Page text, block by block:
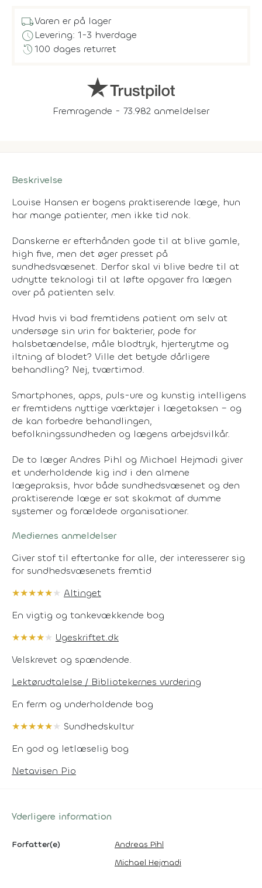
local_shippingVaren er på lager
scheduleLevering: 1-3 hverdage
history100 dages returret
Fremragende - 73.982 anmeldelser
Beskrivelse
Louise Hansen er bogens praktiserende læge, hun
har mange patienter, men ikke tid nok.
Danskerne er efterhånden gode til at blive gamle,
high five, men det øger presset på
sundhedsvæsenet. Derfor skal vi blive bedre til at
udnytte teknologi til at løfte opgaver fra lægen
over på patienten selv.
Hvad hvis vi bad fremtidens patient om selv at
undersøge sin urin for bakterier, pode for
halsbetændelse, måle blodtryk, hjerterytme og
iltning af blodet? Ville det betyde dårligere
behandling? Nej, tværtimod.
Smartphones, apps, puls-ure og kunstig intelligens
er fremtidens nyttige værktøjer i lægetaksen – og
de kan forbedre behandlingen,
befolkningssundheden og lægens arbejdsvilkår.
De to læger Andres Pihl og Michael Hejmadi giver
et underholdende kig ind i den almene
lægepraksis, hvor både sundhedsvæsenet og den
praktiserende læge er sat skakmat af dumme
systemer og forældede organisationer.
Mediernes anmeldelser
Giver stof til eftertanke for alle, der interesserer sig
for sundhedsvæsenets fremtid
★★★★★★ Altinget
En vigtig og tankevækkende bog
★★★★★ Ugeskriftet.dk
Velskrevet og spændende.
Lektørudtalelse / Bibliotekernes vurdering
En ferm og underholdende bog
★★★★★★ Sundhedskultur
En god og letlæselig bog
Netavisen Pio
Yderligere information
Forfatter(e)
Andreas Pihl
Michael Hejmadi